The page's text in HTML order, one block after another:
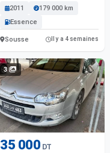
2011
179 000 km
Essence
Sousse Il y a 4 semaines
3
35 000 DT